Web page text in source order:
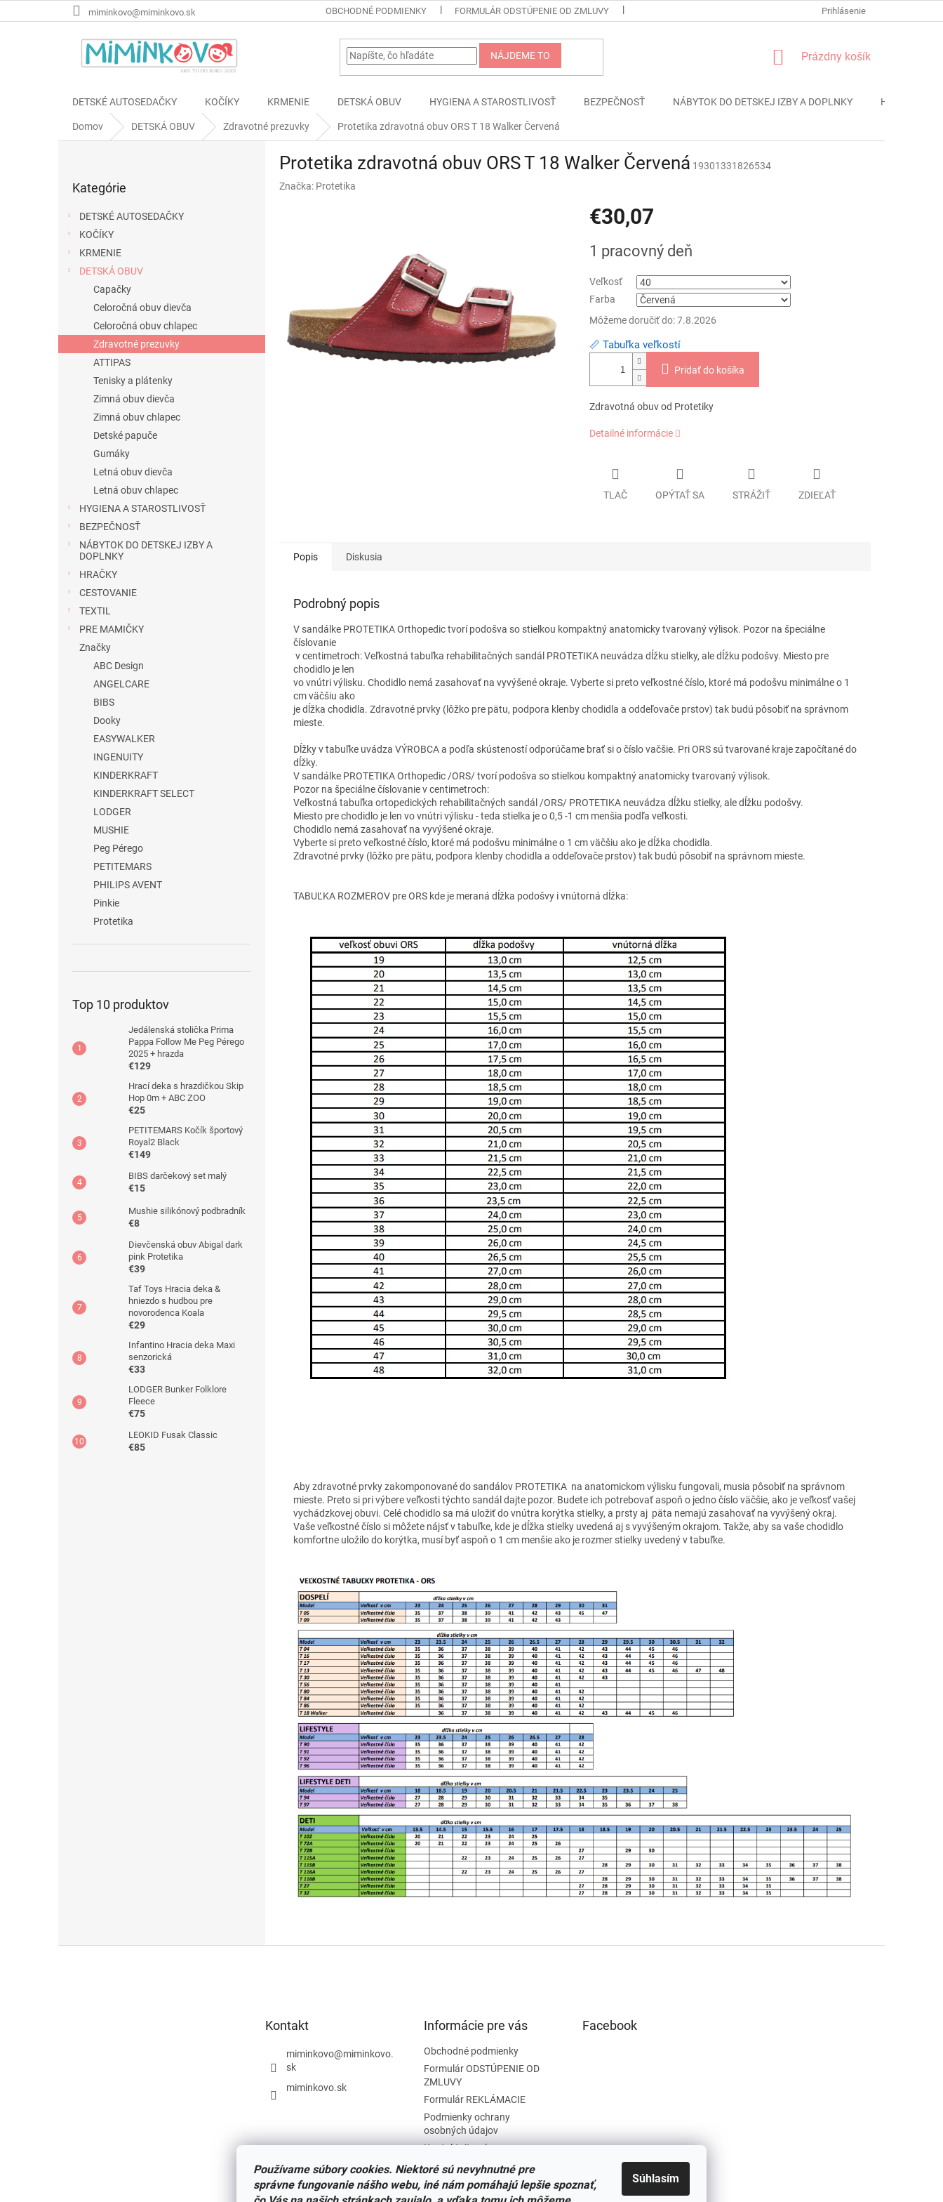
Používame súbory cookies. Niektoré sú nevyhnutné pre
správne fungovanie nášho webu, iné nám pomáhajú lepšie spoznať,
Súhlasím
na
miminkovo@miminkovo.sk OBCHODNÉ PODMIENKY FORMULÁR ODSTÚPENIE OD ZMLUVY PODMIENKY OCHRANY OSOBNÝCH
Prihlásenie
NÁJDEME TO
NÁKUPNÝ
Prázdny košík
DETSKÉ AUTOSEDAČKY KOČÍKY KRMENIE DETSKÁ OBUV HYGIENA A STAROSTLIVOSŤ BEZPEČNOSŤ NÁBYTOK DO DETSKEJ IZBY A DOPLNKY HRAČKY
Domov DETSKÁ OBUV Zdravotné prezuvky Protetika zdravotná obuv ORS T 18 Walker Červená
kategórie
Kategórie
DETSKÉ AUTOSEDAČKY
KOČÍKY
KRMENIE
DETSKÁ OBUV
Capačky
Celoročná obuv dievča
Celoročná obuv chlapec
Zdravotné prezuvky
ATTIPAS
Tenisky a plátenky
Zimná obuv dievča
Zimná obuv chlapec
Detské papuče
Gumáky
Letná obuv dievča
Letná obuv chlapec
HYGIENA A STAROSTLIVOSŤ
BEZPEČNOSŤ
NÁBYTOK DO DETSKEJ IZBY A
DOPLNKY
HRAČKY
CESTOVANIE
TEXTIL
PRE MAMIČKY
Značky
ABC Design
ANGELCARE
BIBS
Dooky
EASYWALKER
INGENUITY
KINDERKRAFT
KINDERKRAFT SELECT
LODGER
MUSHIE
Peg Pérego
PETITEMARS
PHILIPS AVENT
Pinkie
Protetika
Top 10 produktov
Jedálenská stolička Prima
Pappa Follow Me Peg Pérego
2025 + hrazda
€129
Hrací deka s hrazdičkou Skip
Hop 0m + ABC ZOO
€25
PETITEMARS Kočík športový
Royal2 Black
€149
BIBS darčekový set malý
€15
Mushie silikónový podbradník
€8
Dievčenská obuv Abigal dark
pink Protetika
€39
Taf Toys Hracia deka &
hniezdo s hudbou pre
novorodenca Koala
€29
Infantino Hracia deka Maxi
senzorická
€33
LODGER Bunker Folklore
Fleece
€75
LEOKID Fusak Classic
€85
Protetika zdravotná obuv ORS T 18 Walker Červená 19301331826534
Značka: Protetika
€30,07
cena:
1 pracovný deň
Veľkosť
Farba
Môžeme doručiť do: 7.8.2026
📏 Tabuľka veľkostí
Pridať do košíka
Zdravotná obuv od Protetiky
Detailné informácie
TLAČ OPÝTAŤ SA STRÁŽIŤ ZDIEĽAŤ
Popis Diskusia
Podrobný popis
V sandálke PROTETIKA Orthopedic tvorí podošva so stielkou kompaktný anatomicky tvarovaný výlisok. Pozor na špeciálne
číslovanie
v centimetroch: Veľkostná tabuľka rehabilitačných sandál PROTETIKA neuvádza dĺžku stielky, ale dĺžku podošvy. Miesto pre
chodidlo je len
vo vnútri výlisku. Chodidlo nemá zasahovať na vyvýšené okraje. Vyberte si preto veľkostné číslo, ktoré má podošvu minimálne o 1
cm väčšiu ako
je dĺžka chodidla. Zdravotné prvky (lôžko pre pätu, podpora klenby chodidla a oddeľovače prstov) tak budú pôsobiť na správnom
mieste.
Dĺžky v tabuľke uvádza VÝROBCA a podľa skústeností odporúčame brať si o číslo vačšie. Pri ORS sú tvarované kraje započítané do
dĺžky.
V sandálke PROTETIKA Orthopedic /ORS/ tvorí podošva so stielkou kompaktný anatomicky tvarovaný výlisok.
Pozor na špeciálne číslovanie v centimetroch:
Veľkostná tabuľka ortopedických rehabilitačných sandál /ORS/ PROTETIKA neuvádza dĺžku stielky, ale dĺžku podošvy.
Miesto pre chodidlo je len vo vnútri výlisku - teda stielka je o 0,5 -1 cm menšia podľa veľkosti.
Chodidlo nemá zasahovať na vyvýšené okraje.
Vyberte si preto veľkostné číslo, ktoré má podošvu minimálne o 1 cm väčšiu ako je dĺžka chodidla.
Zdravotné prvky (lôžko pre pätu, podpora klenby chodidla a oddeľovače prstov) tak budú pôsobiť na správnom mieste.
TABUĽKA ROZMEROV pre ORS kde je meraná dĺžka podošvy i vnútorná dĺžka:
Aby zdravotné prvky zakomponované do sandálov PROTETIKA na anatomickom výlisku fungovali, musia pôsobiť na správnom
mieste. Preto si pri výbere veľkosti týchto sandál dajte pozor. Budete ich potrebovať aspoň o jedno číslo väčšie, ako je veľkosť vašej
vychádzkovej obuvi. Celé chodidlo sa má uložiť do vnútra korýtka stielky, a prsty aj päta nemajú zasahovať na vyvýšený okraj.
Vaše veľkostné číslo si môžete nájsť v tabuľke, kde je dĺžka stielky uvedená aj s vyvýšeným okrajom. Takže, aby sa vaše chodidlo
komfortne uložilo do korýtka, musí byť aspoň o 1 cm menšie ako je rozmer stielky uvedený v tabuľke.
Kontakt
miminkovo@miminkovo.
sk
miminkovo.sk
Informácie pre vás
Obchodné podmienky
Formulár ODSTÚPENIE OD
ZMLUVY
Formulár REKLÁMACIE
Podmienky ochrany
osobných údajov
Kontaktujte nás
Tabuľka veľkostí
Nariadenie SOI o stiahnutí
výrobkov
Facebook